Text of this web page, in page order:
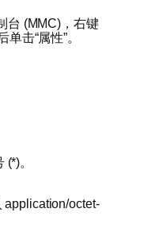
台 (MMC)，右键
击“属性”。
。
application/octet-